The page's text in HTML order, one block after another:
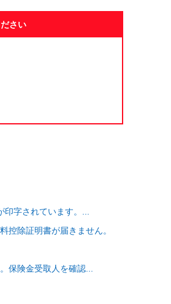
さい
字されています。...
控除証明書が届きません。
保険金受取人を確認...